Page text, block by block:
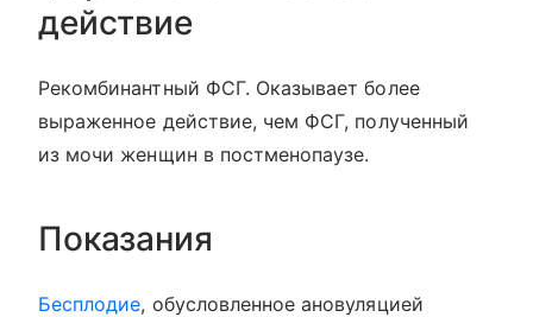
действие
Рекомбинантный ФСГ. Оказывает более
выраженное действие, чем ФСГ, полученный
из мочи женщин в постменопаузе.
Показания
Бесплодие, обусловленное ановуляцией